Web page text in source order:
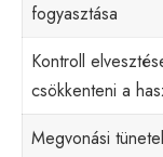
fogyasztása
Kontroll
csökkenteni a
Megvonási